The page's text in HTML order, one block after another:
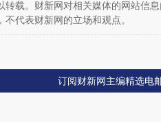
转载。财新网对相关媒体的网站信
代表财新网的立场和观点。
订阅财新网主编精选电